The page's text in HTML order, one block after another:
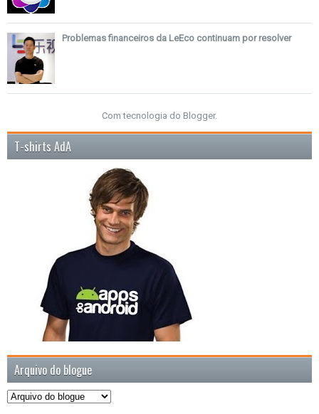
Problemas financeiros da LeEco continuam por resolver
Com tecnologia do Blogger.
T-shirts AdA
Arquivo do blogue